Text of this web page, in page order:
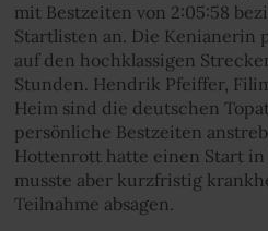
mit Bestzeiten von 2:05:58
Startlisten an. Die Kenianerin
auf den hochklassigen
Stunden. Hendrik Pfeiffer,
Heim sind die deutschen
persönliche Bestzeiten
Hottenrott hatte einen Start
musste aber kurzfristig
Teilnahme absagen.